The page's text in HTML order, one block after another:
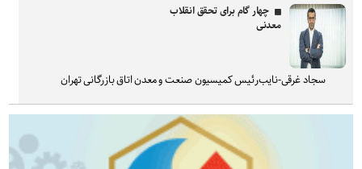
چهار گام برای تحقق انقلاب
معدنی
سجاد غرقی-نایب‌رئیس کمیسیون صنعت و معدن اتاق بازرگانی تهران